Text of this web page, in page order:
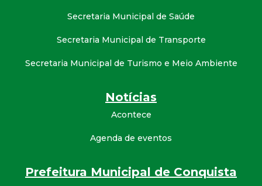
Secretaria Municipal de Saúde
Secretaria Municipal de Transporte
Secretaria Municipal de Turismo e Meio Ambiente
Notícias
Acontece
Agenda de eventos
Prefeitura Municipal de Conquista